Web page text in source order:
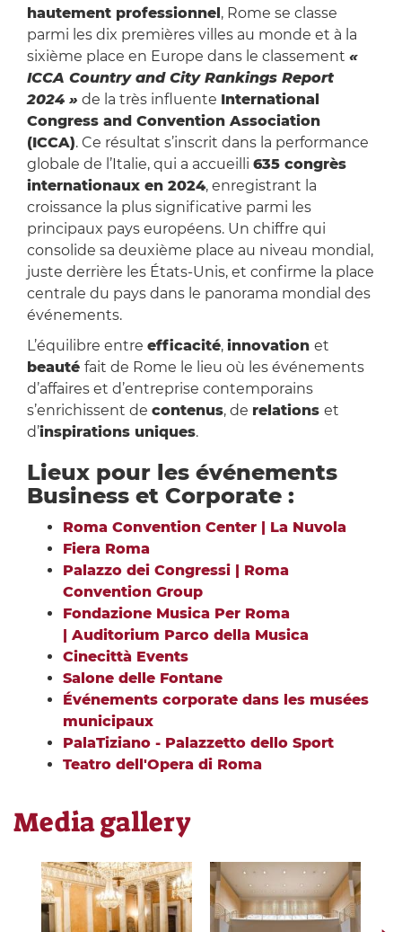
hautement professionnel , Rome se classe
parmi les dix premières villes au monde et à la
sixième place en Europe dans le classement «
ICCA Country and City Rankings Report
2024 » de la très influente International
Congress and Convention Association
(ICCA). Ce résultat s’inscrit dans la performance
globale de l’Italie, qui a accueilli 635 congrès
internationaux en 2024, enregistrant la
croissance la plus significative parmi les
principaux pays européens. Un chiffre qui
consolide sa deuxième place au niveau mondial,
juste derrière les États-Unis, et confirme la place
centrale du pays dans le panorama mondial des
événements.
L’équilibre entre efficacité, innovation et
beauté fait de Rome le lieu où les événements
d’affaires et d’entreprise contemporains
s’enrichissent de contenus, de relations et
d’inspirations uniques.
Lieux pour les événements
Business et Corporate :
Roma Convention Center | La Nuvola
Fiera Roma
Palazzo dei Congressi | Roma
Convention Group
Fondazione Musica Per Roma
| Auditorium Parco della Musica
Cinecittà Events
Salone delle Fontane
Événements corporate dans les musées
municipaux
PalaTiziano - Palazzetto dello Sport
Teatro dell'Opera di Roma
Media gallery